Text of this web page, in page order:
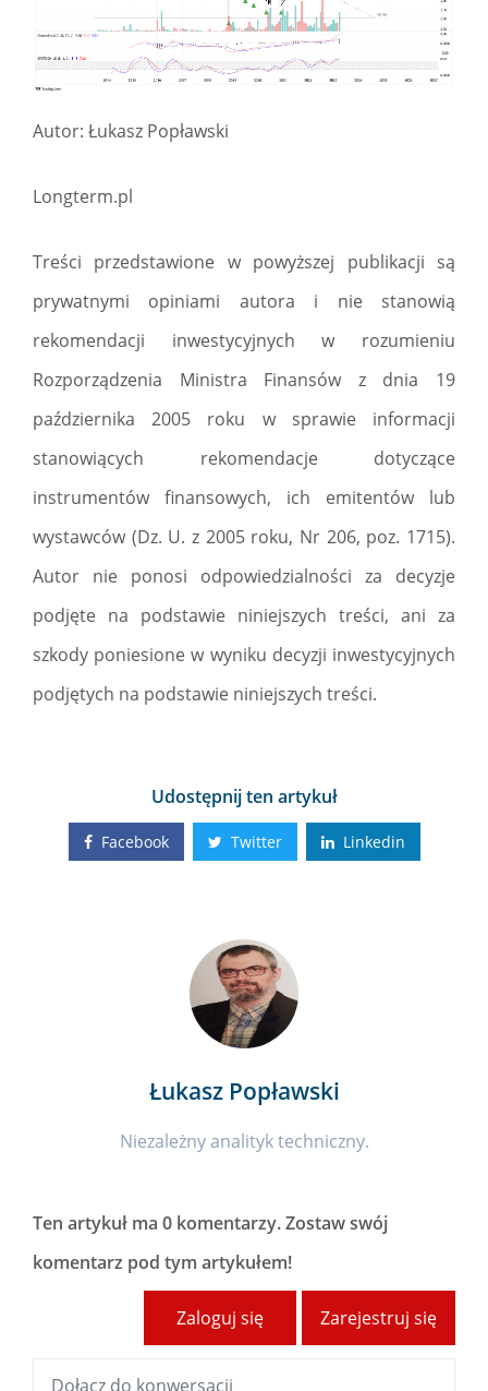
Autor: Łukasz Popławski
Longterm.pl
Treści przedstawione w powyższej publikacji są
prywatnymi opiniami autora i nie stanowią
rekomendacji inwestycyjnych w rozumieniu
Rozporządzenia Ministra Finansów z dnia 19
października 2005 roku w sprawie informacji
stanowiących rekomendacje dotyczące
instrumentów finansowych, ich emitentów lub
wystawców (Dz. U. z 2005 roku, Nr 206, poz. 1715).
Autor nie ponosi odpowiedzialności za decyzje
podjęte na podstawie niniejszych treści, ani za
szkody poniesione w wyniku decyzji inwestycyjnych
podjętych na podstawie niniejszych treści.
Udostępnij ten artykuł
Facebook Twitter Linkedin
Łukasz Popławski
Niezależny analityk techniczny.
Ten artykuł ma 0 komentarzy. Zostaw swój
komentarz pod tym artykułem!
Zarejestruj się
Zaloguj się